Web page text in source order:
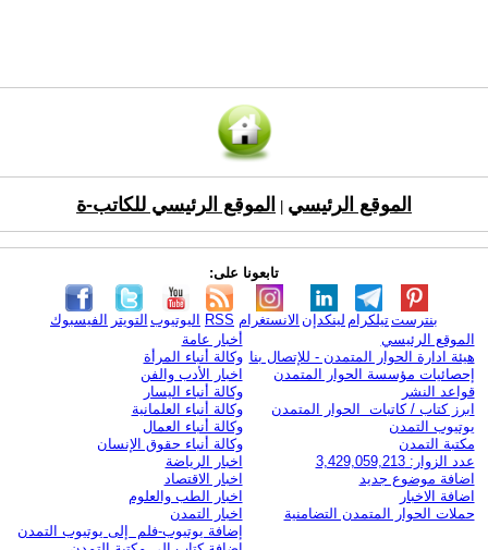
الموقع الرئيسي الموقع الرئيسي للكاتب-ة
تابعونا على:
الفيسبوك التويتر اليوتيوب RSS الانستغرام لينكدإن تيلكرامبنترست
الموقع الرئيسي
هيئة ادارة الحوار المتمدن - للإتصال بنا
إحصائيات مؤسسة الحوار المتمدن
قواعد النشر
ابرز كتاب / كاتبات الحوار المتمدن
يوتيوب التمدن
مكتبة التمدن
عدد الزوار: 3,429,059,213
اضافة موضوع جديد
اضافة الاخبار
حملات الحوار المتمدن التضامنية
أخبار عامة
وكالة أنباء المرأة
اخبار الأدب والفن
وكالة أنباء اليسار
وكالة أنباء العلمانية
وكالة أنباء العمال
وكالة أنباء حقوق الإنسان
اخبار الرياضة
اخبار الاقتصاد
اخبار الطب والعلوم
اخبار التمدن
إضافة يوتيوب-فلم إلى يوتيوب التمدن